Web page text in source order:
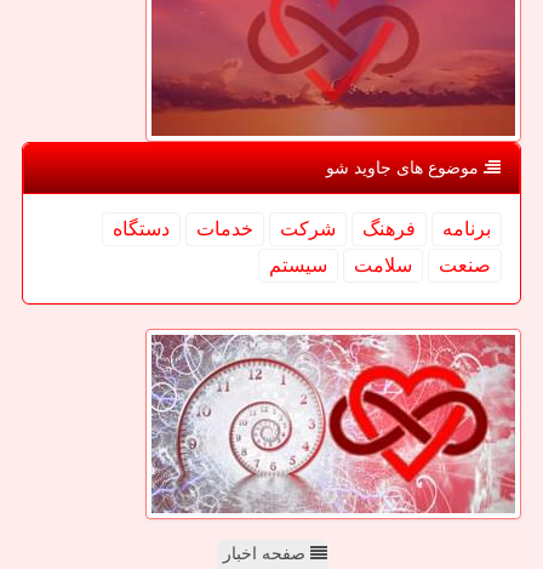
موضوع های جاوید شو
برنامه فرهنگ شركت خدمات
دستگاه
صنعت
سلامت سیستم
صفحه اخبار